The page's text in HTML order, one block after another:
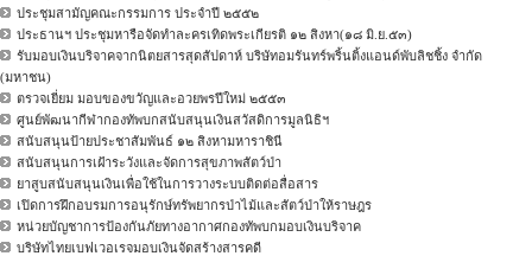
ประชุมสามัญคณะกรรมการ ประจำปี ๒๕๕๒
ประธานฯ ประชุมหารือจัดทำละครเทิดพระเกียรติ ๑๒ สิงหา(๑๘ มิ.ย.๕๓)
รับมอบเงินบริจาคจากนิตยสารสุดสัปดาห์ บริษัทอมรันทร์พริ้นติ้งแอนด์พับลิชชิ้ง จำกัด
(มหาชน)
ตรวจเยี่ยม มอบของขวัญและอวยพรปีใหม่ ๒๕๕๓
ศูนย์พัฒนากีฬากองทัพบกสนับสนุนเงินสวัสดิการมูลนิธิฯ
สนับสนุนป้ายประชาสัมพันธ์ ๑๒ สิงหามหาราชินี
สนับสนุนการเฝ้าระวังและจัดการสุขภาพสัตว์ป่า
ยาสูบสนับสนุนเงินเพื่อใช้ในการวางระบบติดต่อสื่อสาร
เปิดการฝึกอบรมการอนุรักษ์ทรัพยากรป่าไม้และสัตว์ป่าให้ราษฎร
หน่วยบัญชาการป้องกันภัยทางอากาศกองทัพบกมอบเงินบริจาค
บริษัทไทยเบฟเวอเรจมอบเงินจัดสร้างสารคดี